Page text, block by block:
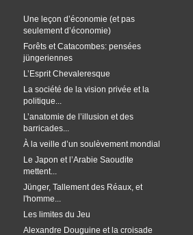
Une leçon d’économie (et pas
seulement d’économie)
Forêts et Catacombes: pensées
jüngeriennes
L’Esprit Chevaleresque
La société de la vision privée et la
politique...
L’anatomie de l’illusion et des
barricades...
À la veille d’un soulèvement mondial
Le Japon et l’Arabie Saoudite
mettent...
Jünger, Tallement des Réaux, et
l'homme...
Les limites du Jeu
Alexandre Douguine et la croisade